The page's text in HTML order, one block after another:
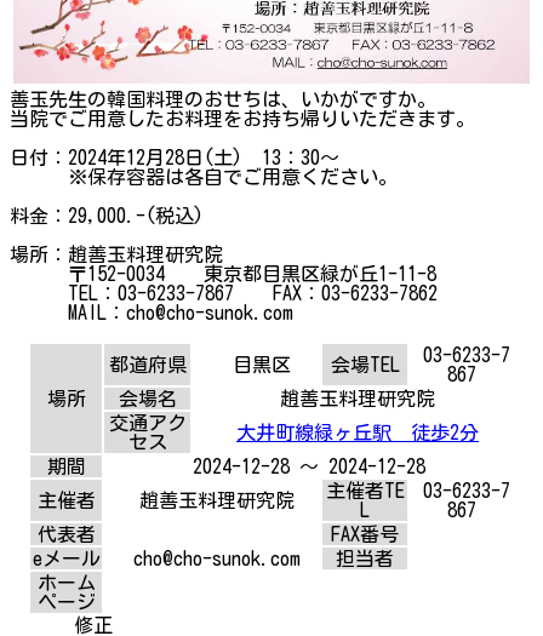
善玉先生の韓国料理のおせちは、いかがですか。
当院でご用意したお料理をお持ち帰りいただきます。
日付：2024年12月28日(土) 13：30～
※保存容器は各自でご用意ください。
料金：29,000.-(税込)
場所：趙善玉料理研究院
〒152-0034 東京都目黒区緑が丘1-11-8
TEL：03-6233-7867 FAX：03-6233-7862
MAIL：cho@cho-sunok.com
場所
都道府県 目黒区 会場TEL
03-6233-7
867
会場名
趙善玉料理研究院
交通アク
セス
大井町線緑ヶ丘駅 徒歩2分
期間
2024-12-28 ～ 2024-12-28
主催者
趙善玉料理研究院
主催者TE
03-6233-7
867
代表者
FAX番号
eメール
cho@cho-sunok.com
担当者
ホーム
ページ
修正